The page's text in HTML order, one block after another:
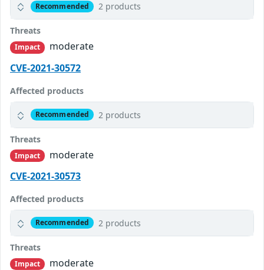
Recommended 2 products
Threats
Impact
moderate
CVE-2021-30572
Affected products
Recommended 2 products
Threats
Impact
moderate
CVE-2021-30573
Affected products
Recommended 2 products
Threats
Impact
moderate